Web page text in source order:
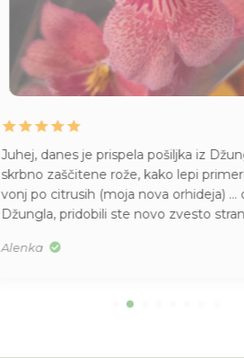
Juhej, danes je prispela pošiljka iz
skrbno zaščitene rože, kako lepi
vonj po citrusih (moja nova orhideja) …
Džungla, pridobili ste novo zvesto
Alenka